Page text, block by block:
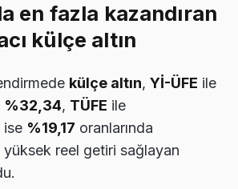
en fazla kazandıran
külçe altın
külçe altın, Yİ-ÜFE ile
%32,34, TÜFE ile
ise %19,17 oranlarında
yüksek reel getiri sağlayan